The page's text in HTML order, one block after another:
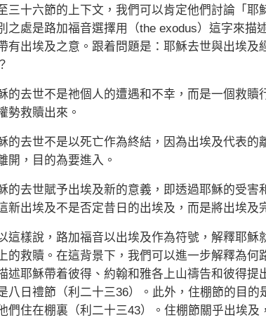
三十六節的上下文，我們可以肯定他們討論「耶
之處是路加福音選擇用（the exodus）這字來描
有出埃及之意。跟着問題是：耶穌去世與出埃及
去世不是祂個人的遭遇和不幸，而是一個救贖
勢救贖出來。
去世不是以死亡作為終結，因為出埃及代表的
開，目的為要進入。
去世賦予出埃及新的意義，即透過耶穌的受害
新出埃及不是否定昔日的出埃及，而是將出埃及
樣說，路加福音以出埃及作為符號，解釋耶穌
的救贖。在這背景下，我們可以進一步解釋為何
述耶穌帶着彼得、約翰和雅各上山禱告和彼得提
八日禮節（利二十三36）。此外，住棚節的目
們住在棚裏（利二十三43）。住棚節關乎出埃